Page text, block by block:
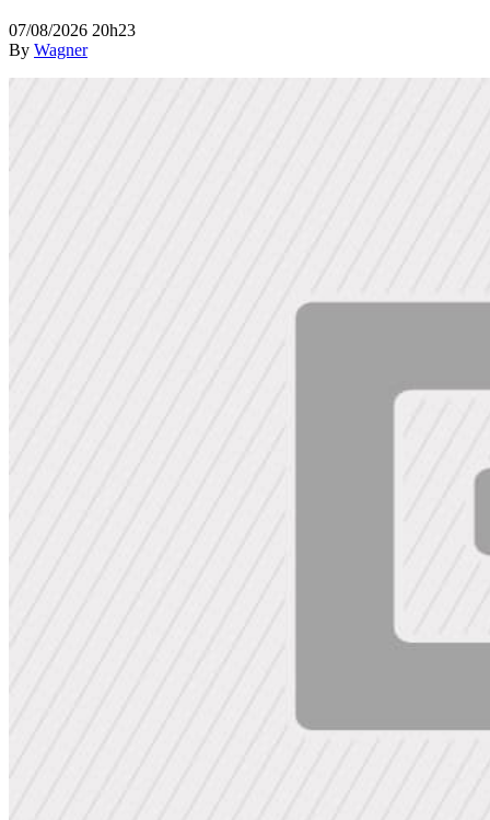
07/08/2026 20h23
By Wagner